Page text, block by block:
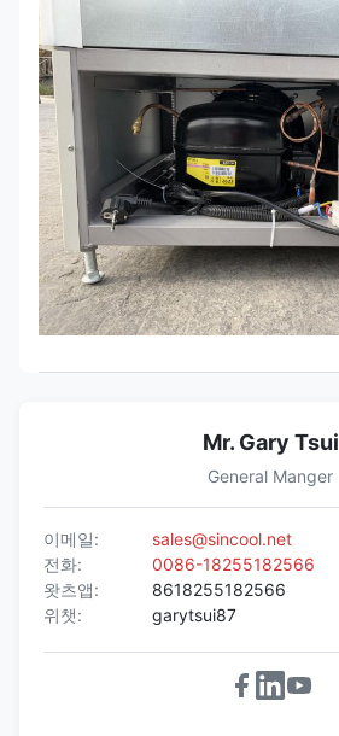
Mr. Gary Tsui
General Manger
이메일:
sales@sincool.net
전화:
0086-18255182566
왓츠앱:
8618255182566
위챗:
garytsui87